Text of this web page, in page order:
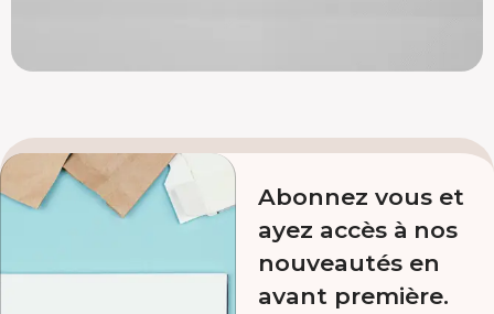
Abonnez vous et
ayez accès à nos
nouveautés en
avant première.